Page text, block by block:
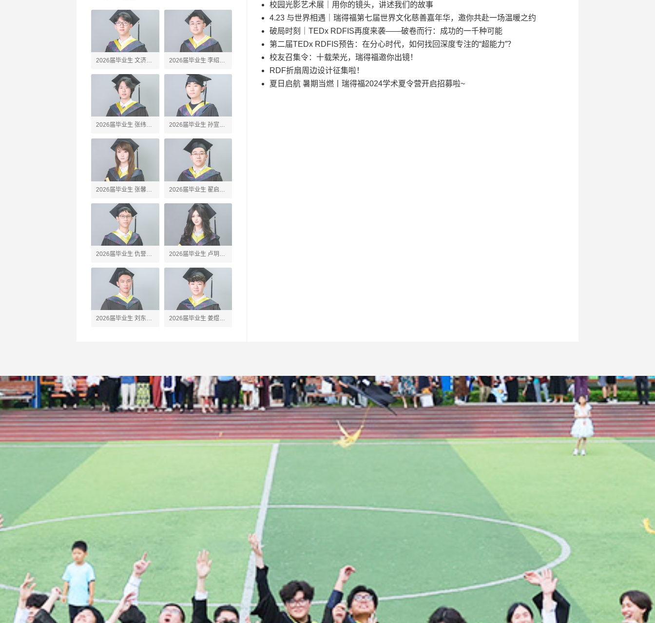
2026届毕业生 文济
Webster
2026届毕业生 李绍槐
2026届毕业生 张纬之 2026届毕业生 孙宣德
2026届毕业生 张馨予 2026届毕业生 翟启善
2026届毕业生 仇誉竣 2026届毕业生 卢玥
2026届毕业生 刘东珩 2026届毕业生 姜煜垒
校园光影艺术展｜用你的镜头，讲述我们的故事
4.23 与世界相遇｜瑞得福第七届世界文化慈善嘉年华，邀你共赴一场温暖之约
破局时刻｜TEDx RDFIS再度来袭——破卷而行：成功的一千种可能
第二届TEDx RDFIS预告：在分心时代，如何找回深度专注的“超能力”？
校友召集令：十载荣光，瑞得福邀你出镜！
RDF折扇周边设计征集啦！
夏日启航 暑期当燃丨瑞得福2024学术夏令营开启招募啦~